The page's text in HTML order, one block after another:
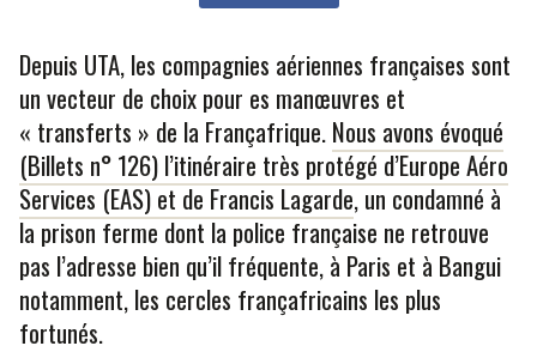
Depuis UTA, les compagnies aériennes françaises sont
un vecteur de choix pour es manœuvres et
« transferts » de la Françafrique.Nous avons évoqué
(Billets n° 126) l’itinéraire très protégé d’Europe Aéro
Services (EAS) et de Francis Lagarde, un condamné à
la prison ferme dont la police française ne retrouve
pas l’adresse bien qu’il fréquente, à Paris et à Bangui
notamment, les cercles françafricains les plus
fortunés.